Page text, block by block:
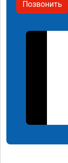
Позвонить